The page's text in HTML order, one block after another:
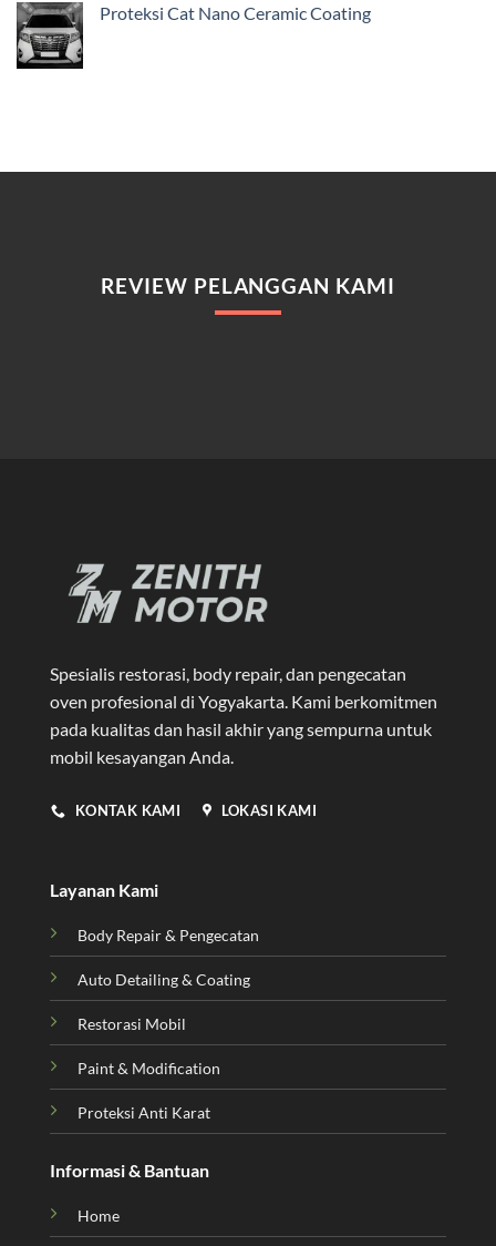
Proteksi Cat Nano Ceramic Coating
REVIEW PELANGGAN KAMI
Spesialis restorasi, body repair, dan pengecatan
oven profesional di Yogyakarta . Kami berkomitmen
pada kualitas dan hasil akhir yang sempurna untuk
mobil kesayangan Anda.
KONTAK KAMI LOKASI KAMI
Layanan Kami
Body Repair & Pengecatan
Auto Detailing & Coating
Restorasi Mobil
Paint & Modification
Proteksi Anti Karat
Informasi & Bantuan
Home